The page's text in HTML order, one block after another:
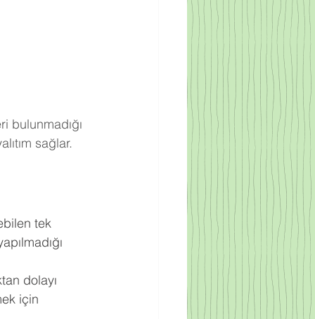
bulunmadığı
sağlar.
tek
dolayı
için